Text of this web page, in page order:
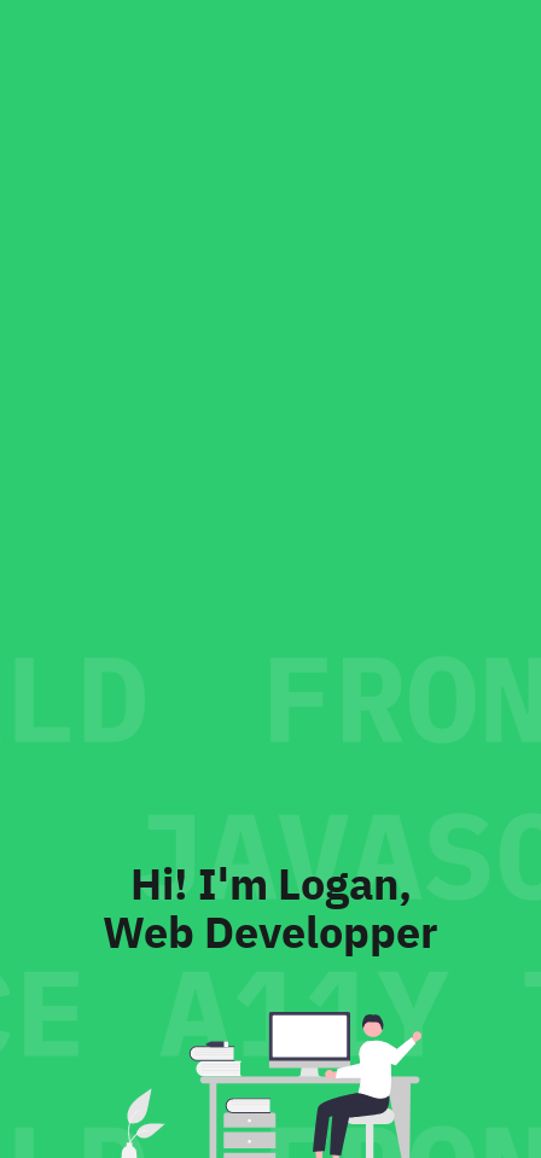
Hi! I'm Logan,
Web Developper